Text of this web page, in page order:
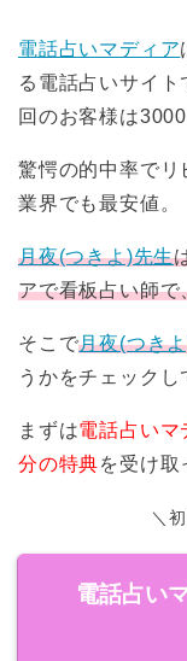
電話占いマディア
る電話占いサイ
回のお客様は
驚愕の的中率でリ
業界でも最安値。
月夜(つきよ)先生
アで看板占い師
そこで月夜(つき
うかをチェックし
まずは電話占いマ
分の特典を受け取
＼
電話占い